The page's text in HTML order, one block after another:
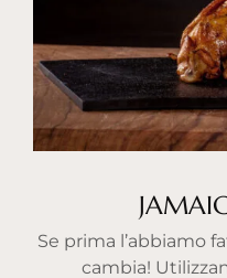
Se prima l’abbiamo
cambia!